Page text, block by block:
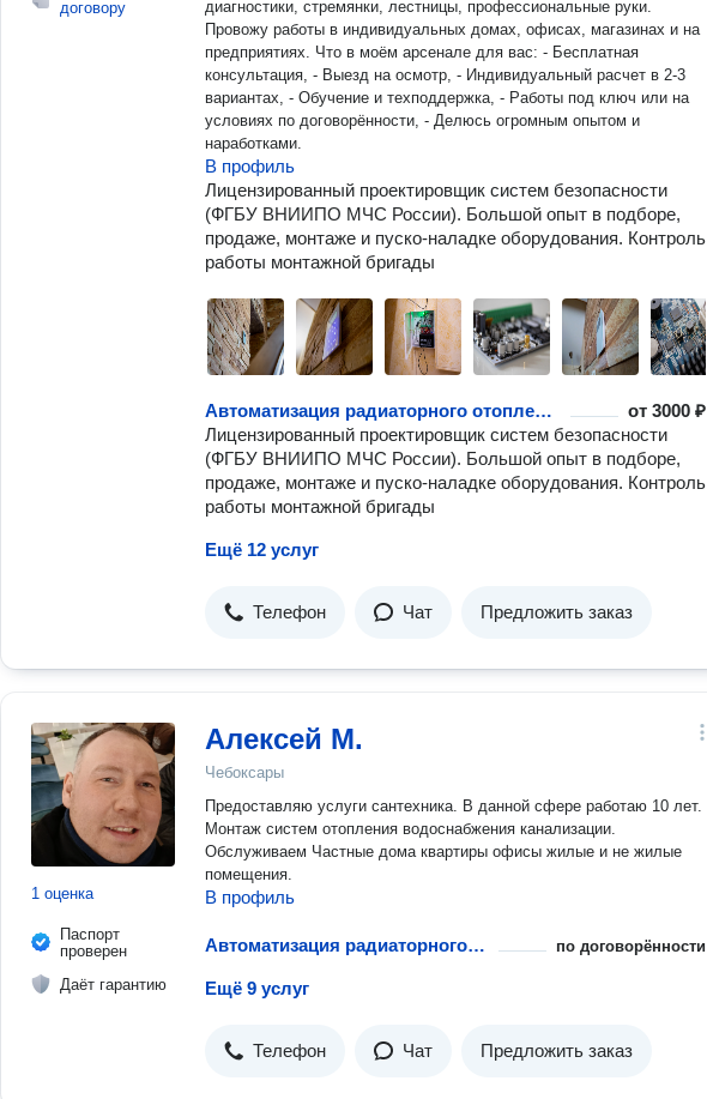
договору
диагностики, стремянки, лестницы, профессиональные руки.
Провожу работы в индивидуальных домах, офисах, магазинах и на
предприятиях. Что в моём арсенале для вас: - Бесплатная
консультация, - Выезд на осмотр, - Индивидуальный расчет в 2-3
вариантах, - Обучение и техподдержка, - Работы под ключ или на
условиях по договорённости, - Делюсь огромным опытом и
наработками.
В профиль
Лицензированный проектировщик систем безопасности
(ФГБУ ВНИИПО МЧС России). Большой опыт в подборе,
продаже, монтаже и пуско-наладке оборудования. Контроль
работы монтажной бригады
Автоматизация радиаторного отопления от3000 ₽
Лицензированный проектировщик систем безопасности
(ФГБУ ВНИИПО МЧС России). Большой опыт в подборе,
продаже, монтаже и пуско-наладке оборудования. Контроль
работы монтажной бригады
Ещё 12 услуг
Телефон Чат Предложить заказ
1 оценка
Паспорт
проверен
Даёт гарантию
Алексей М.
Чебоксары
Предоставляю услуги сантехника. В данной сфере работаю 10 лет.
Монтаж систем отопления водоснабжения канализации.
Обслуживаем Частные дома квартиры офисы жилые и не жилые
помещения.
В профиль
Автоматизация радиаторного отопления по договорённости
Ещё 9 услуг
Телефон Чат Предложить заказ